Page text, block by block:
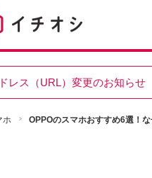
レス（URL）変更のお知らせ
ホ OPPOのスマホおすすめ6選！